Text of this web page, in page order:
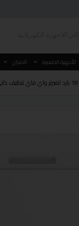
الأجهزة الصغيرة الافران